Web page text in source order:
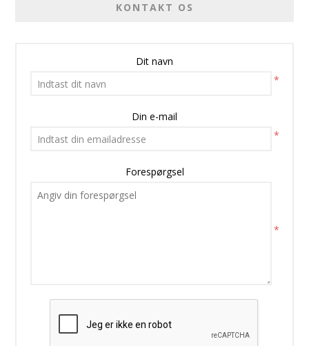
KONTAKT OS
Dit navn
*
Din e-mail
*
Forespørgsel
*